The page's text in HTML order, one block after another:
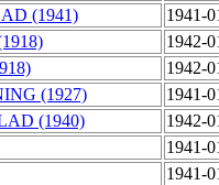
(1941)
1941-
1942-
1942-
(1927)
1941-
(1940)
1942-
1941-
1941-